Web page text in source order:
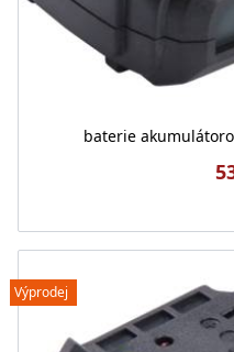
baterie
Výprodej